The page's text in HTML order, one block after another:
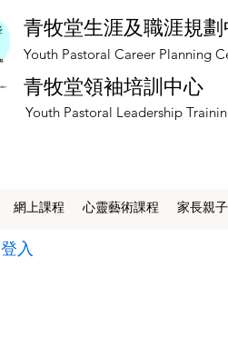
青牧堂生涯及職涯規
​Youth Pastoral Career Planning
青牧堂領袖培訓中心
​Youth Pastoral Leadership
網上課程 ​心靈藝術課程 家長親
登入